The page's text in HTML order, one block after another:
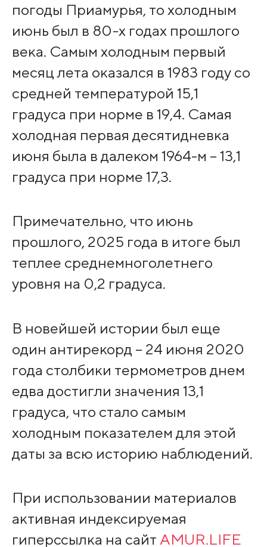
погоды Приамурья, то холодным
июнь был в 80-х годах прошлого
века. Самым холодным первый
месяц лета оказался в 1983 году со
средней температурой 15,1
градуса при норме в 19,4. Самая
холодная первая десятидневка
июня была в далеком 1964-м – 13,1
градуса при норме 17,3.
Примечательно, что июнь
прошлого, 2025 года в итоге был
теплее среднемноголетнего
уровня на 0,2 градуса.
В новейшей истории был еще
один антирекорд – 24 июня 2020
года столбики термометров днем
едва достигли значения 13,1
градуса, что стало самым
холодным показателем для этой
даты за всю историю наблюдений.
При использовании материалов
активная индексируемая
гиперссылка на сайт AMUR.LIFE